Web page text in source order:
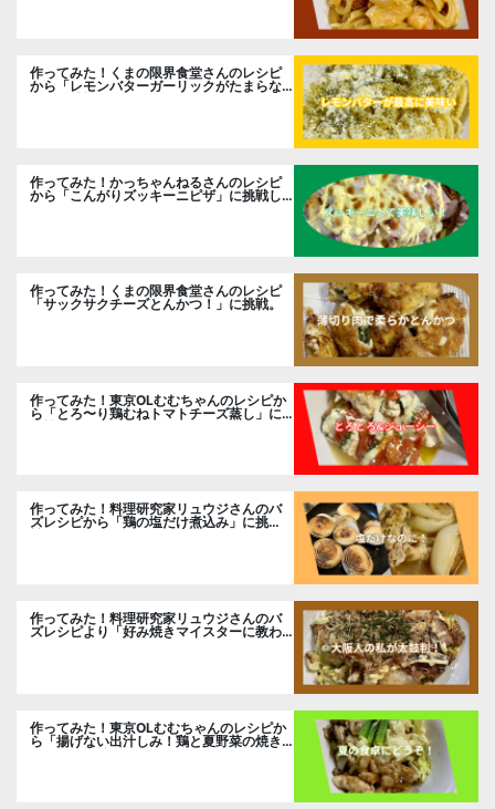
作ってみた！くまの限界食堂さんのレシピ
から「レモンバターガーリックがたまらな
作ってみた！かっちゃんねるさんのレシピ
から「こんがりズッキーニピザ」に挑戦し
ました。
作ってみた！くまの限界食堂さんのレシピ
「サックサクチーズとんかつ！」に挑戦。
作ってみた！東京OLむむちゃんのレシピか
ら「とろ〜り鶏むねトマトチーズ蒸し」に
作ってみた！料理研究家リュウジさんのバ
ズレシピから「鶏の塩だけ煮込み」に挑
作ってみた！料理研究家リュウジさんのバ
ズレシピより「好み焼きマイスターに教わ
作ってみた！東京OLむむちゃんのレシピか
ら「揚げない出汁しみ！鶏と夏野菜の焼き
浸し」に挑戦。